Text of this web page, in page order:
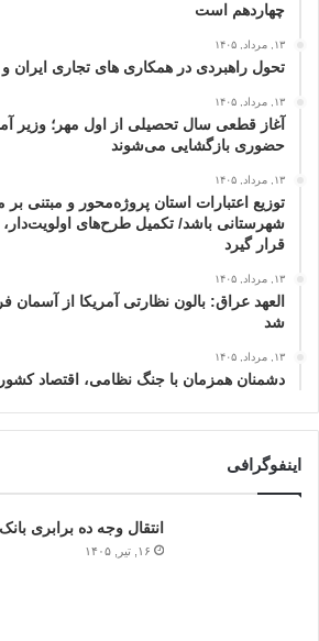
چهاردهم است
۱۳, مرداد, ۱۴۰۵
تحول راهبردی در همکاری های تجاری ایران و
۱۳, مرداد, ۱۴۰۵
آغاز قطعی سال تحصیلی از اول مهر؛
حضوری بازگشایی می‌شوند
۱۳, مرداد, ۱۴۰۵
توزیع اعتبارات استان پروژه‌محور و مبتنی
شهرستانی باشد/ تکمیل طرح‌های اولویت‌دار،
قرار گیرد
۱۳, مرداد, ۱۴۰۵
العهد عراق: بالون نظارتی آمریکا از آسمان
شد
۱۳, مرداد, ۱۴۰۵
دشمنان همزمان با جنگ نظامی، اقتصاد
اینفوگرافی
انتقال وجه ده برابری
۱۶, تیر, ۱۴۰۵